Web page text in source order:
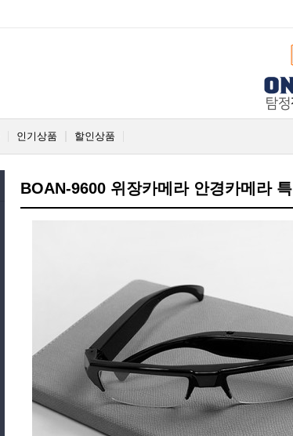
인기상품 할인상품
BOAN-9600 위장카메라 안경카메라